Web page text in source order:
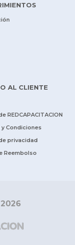
AL CLIENTE
REDCAPACITACION
Condiciones
privacidad
Reembolso